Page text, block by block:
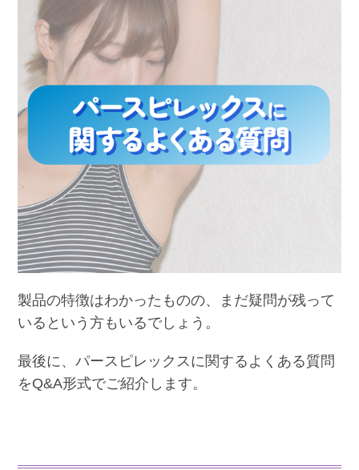
製品の特徴はわかったものの、まだ疑問が残って
いるという方もいるでしょう。
最後に、パースピレックスに関するよくある質問
をQ&A形式でご紹介します。